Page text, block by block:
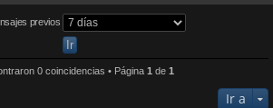
previos
0 coincidencias • Página 1 de 1
Ir a